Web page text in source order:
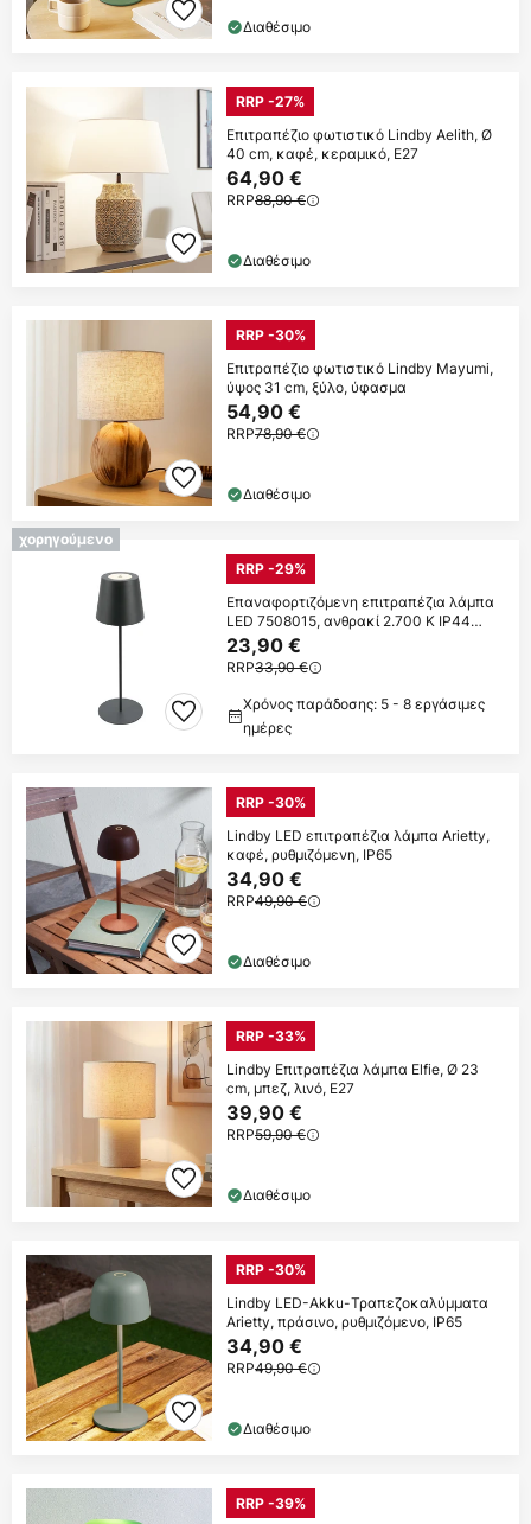
Διαθέσιμο
RRP -27%
Επιτραπέζιο φωτιστικό Lindby Aelith, Ø
40 cm, καφέ, κεραμικό, E27
64,90 €
RRP88,90 €
Διαθέσιμο
RRP -30%
Επιτραπέζιο φωτιστικό Lindby Mayumi,
ύψος 31 cm, ξύλο, ύφασμα
54,90 €
RRP78,90 €
Διαθέσιμο
χορηγούμενο
RRP -29%
Επαναφορτιζόμενη επιτραπέζια λάμπα
LED 7508015, ανθρακί 2.700 K IP44
Touchdim
23,90 €
RRP33,90 €
Χρόνος παράδοσης: 5 - 8 εργάσιμες
ημέρες
RRP -30%
Lindby LED επιτραπέζια λάμπα Arietty,
καφέ, ρυθμιζόμενη, IP65
34,90 €
RRP49,90 €
Διαθέσιμο
RRP -33%
Lindby Επιτραπέζια λάμπα Elfie, Ø 23
cm, μπεζ, λινό, E27
39,90 €
RRP59,90 €
Διαθέσιμο
RRP -30%
Lindby LED-Akku-Τραπεζοκαλύμματα
Arietty, πράσινο, ρυθμιζόμενο, IP65
34,90 €
RRP49,90 €
Διαθέσιμο
RRP -39%